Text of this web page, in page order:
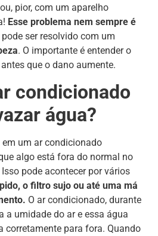
pior, com um aparelho
Esse problema nem sempre é
ser resolvido com um
. O importante é entender o
que o dano aumente.
condicionado
água?
em um ar condicionado
algo está fora do normal no
pode acontecer por vários
o filtro sujo ou até uma má
O ar condicionado, durante
a umidade do ar e essa água
corretamente para fora. Quando